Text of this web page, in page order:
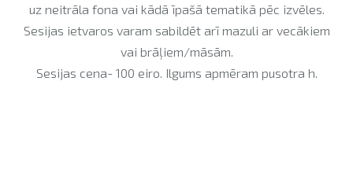
uz neitrāla fona vai kādā īpašā tematikā pēc izvēles.
Sesijas ietvaros varam sabildēt arī mazuli ar vecākiem
vai brāļiem/māsām.
Sesijas cena- 100 eiro. Ilgums apmēram pusotra h.